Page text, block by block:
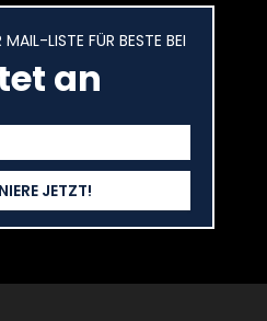
MAIL-LISTE FÜR BESTE BEI
an